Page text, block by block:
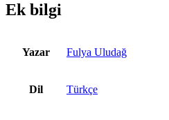
Ek bilgi
Yazar Fulya Uludağ
Dil Türkçe